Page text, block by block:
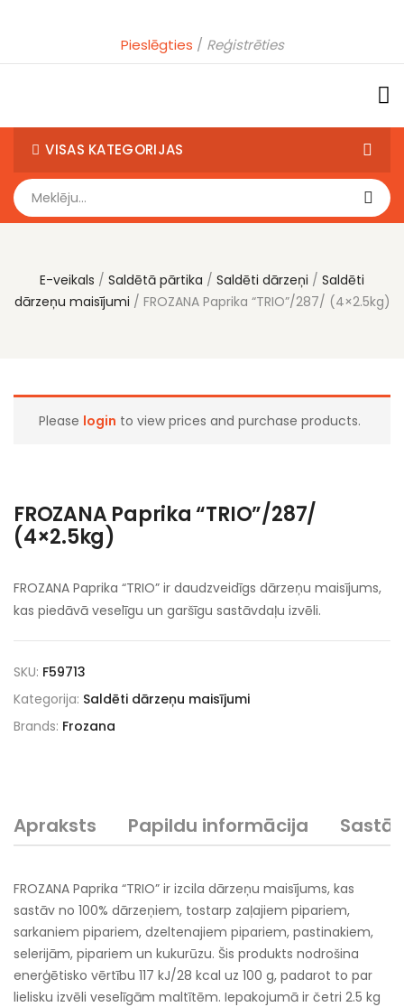
Pieslēgties Reģistrēties
VISAS KATEGORIJAS
E-veikals Saldētā pārtika Saldēti dārzeņi
Saldēti
dārzeņu maisījumi
FROZANA Paprika “TRIO”/287/ (4×2.5kg)
Please login to view prices and purchase products.
FROZANA Paprika “TRIO”/287/
(4×2.5kg)
FROZANA Paprika “TRIO” ir daudzveidīgs dārzeņu maisījums,
kas piedāvā veselīgu un garšīgu sastāvdaļu izvēli.
SKU: F59713
Kategorija: Saldēti dārzeņu maisījumi
Brands: Frozana
Apraksts Papildu informācija
FROZANA Paprika “TRIO” ir izcila dārzeņu maisījums, kas
sastāv no 100% dārzeņiem, tostarp zaļajiem pipariem,
sarkaniem pipariem, dzeltenajiem pipariem, pastinakiem,
selerijām, pipariem un kukurūzu. Šis produkts nodrošina
enerģētisko vērtību 117 kJ/28 kcal uz 100 g, padarot to par
lielisku izvēli veselīgām maltītēm. Iepakojumā ir četri 2.5 kg